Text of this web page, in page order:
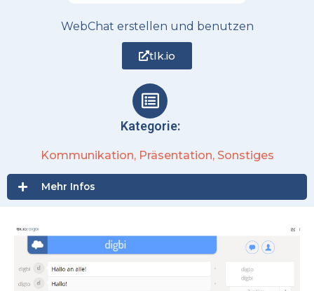
WebChat erstellen und benutzen
tlk.io
Kategorie:
Kommunikation, Präsentation, Sonstiges
Mehr Infos